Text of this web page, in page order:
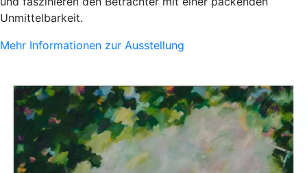
Unmittelbarkeit.
Mehr Informationen zur Ausstellung